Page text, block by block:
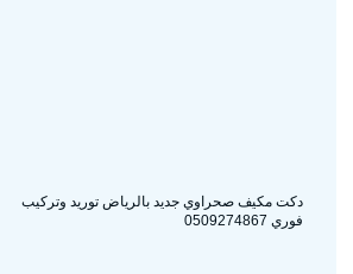
دكت مكيف صحراوي جديد بالرياض توريد وتركيب
فوري 0509274867